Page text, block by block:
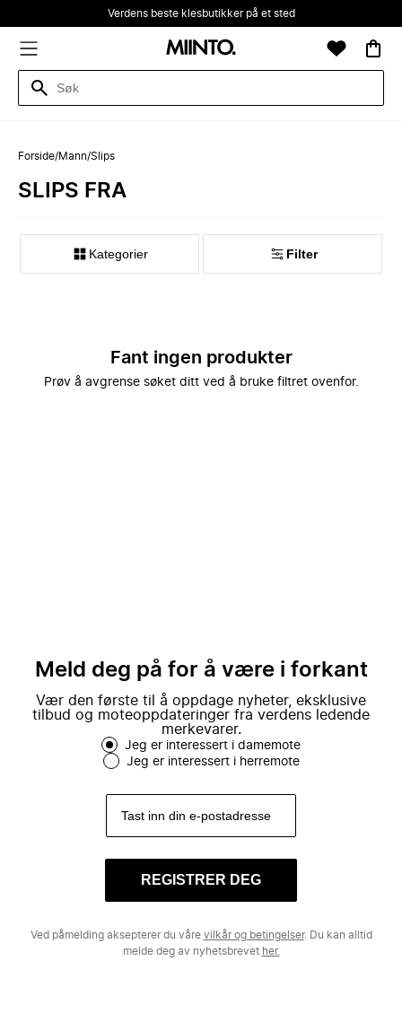
Verdens beste klesbutikker på et sted
Forside/Mann/Slips
SLIPS FRA
Kategorier Filter
Fant ingen produkter
Prøv å avgrense søket ditt ved å bruke filtret ovenfor.
Meld deg på for å være i forkant
Vær den første til å oppdage nyheter, eksklusive
tilbud og moteoppdateringer fra verdens ledende
merkevarer.
Jeg er interessert i damemote
Jeg er interessert i herremote
REGISTRER DEG
Ved påmelding aksepterer du våre vilkår og betingelser. Du kan alltid
melde deg av nyhetsbrevet her.